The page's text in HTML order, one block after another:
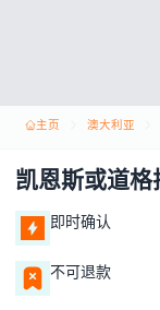
主页 澳大利亚
凯恩斯或道
即时确认
不可退款